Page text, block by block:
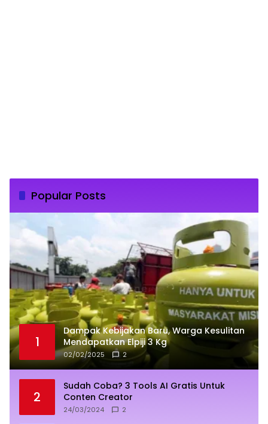
Popular Posts
1
Dampak Kebijakan Baru, Warga Kesulitan
Mendapatkan Elpiji 3 Kg
02/02/2025 2
2
Sudah Coba? 3 Tools AI Gratis Untuk
Conten Creator
24/03/2024 2